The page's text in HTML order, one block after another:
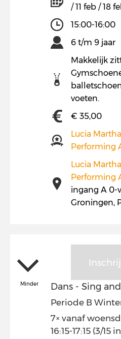
/ 11 feb / 18
15:00-16:00
6 t/m 9 jaar
Makkelijk
voeten.
€ 35,00
Lucia
Performing
Lucia
Performing
ingang A 0-
Groningen,
Minder Dans - Sing
Periode B
7× vanaf
16:15-17:15 (3/15